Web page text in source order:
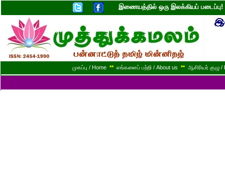
இணையத்தில் ஒரு இலக்கியப்
முகப்பு / Home ** எங்களைப் பற்றி / About us ** ஆசிரியர் குழு